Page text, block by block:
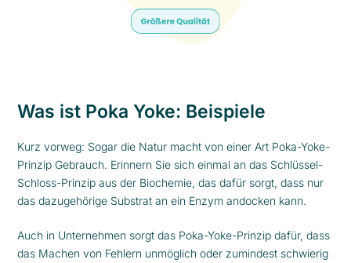
Was ist Poka Yoke: Beispiele
Kurz vorweg: Sogar die Natur macht von einer Art Poka-Yoke-
Prinzip Gebrauch. Erinnern Sie sich einmal an das Schlüssel-
Schloss-Prinzip aus der Biochemie, das dafür sorgt, dass nur
das dazugehörige Substrat an ein Enzym andocken kann.
Auch in Unternehmen sorgt das Poka-Yoke-Prinzip dafür, dass
das Machen von Fehlern unmöglich oder zumindest schwierig